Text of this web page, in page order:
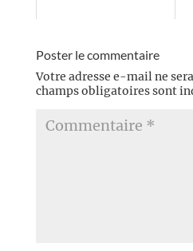
Poster le commentaire
Votre adresse e-mail ne
champs obligatoires sont